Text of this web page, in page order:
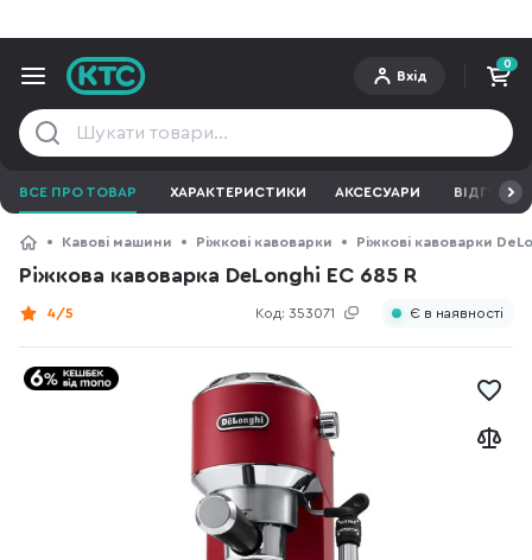
Вхід
0
ВСЕ ПРО ТОВАР ХАРАКТЕРИСТИКИ АКСЕСУАРИ ВІДГУКИ
Кавові машини Ріжкові кавоварки Ріжкові кавоварки
Ріжкова кавоварка DeLonghi EC 685 R
Код: 353071
4/5 Є в наявності